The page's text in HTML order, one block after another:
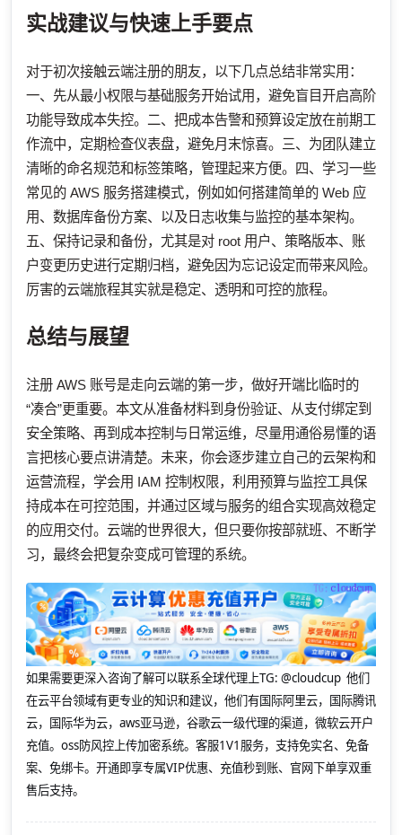
实战建议与快速上手要点
对于初次接触云端注册的朋友，以下几点总结非常实用：
一、先从最小权限与基础服务开始试用，避免盲目开启高阶
功能导致成本失控。二、把成本告警和预算设定放在前期工
作流中，定期检查仪表盘，避免月末惊喜。三、为团队建立
清晰的命名规范和标签策略，管理起来方便。四、学习一些
常见的 AWS 服务搭建模式，例如如何搭建简单的 Web 应
用、数据库备份方案、以及日志收集与监控的基本架构。
五、保持记录和备份，尤其是对 root 用户、策略版本、账
户变更历史进行定期归档，避免因为忘记设定而带来风险。
厉害的云端旅程其实就是稳定、透明和可控的旅程。
总结与展望
注册 AWS 账号是走向云端的第一步，做好开端比临时的
“凑合”更重要。本文从准备材料到身份验证、从支付绑定到
安全策略、再到成本控制与日常运维，尽量用通俗易懂的语
言把核心要点讲清楚。未来，你会逐步建立自己的云架构和
运营流程，学会用 IAM 控制权限，利用预算与监控工具保
持成本在可控范围，并通过区域与服务的组合实现高效稳定
的应用交付。云端的世界很大，但只要你按部就班、不断学
习，最终会把复杂变成可管理的系统。
如果需要更深入咨询了解可以联系全球代理上TG: @cloudcup 他们
在云平台领域有更专业的知识和建议，他们有国际阿里云，国际腾讯
云，国际华为云，aws亚马逊，谷歌云一级代理的渠道，微软云开户
充值。oss防风控上传加密系统。客服1V1服务，支持免实名、免备
案、免绑卡。开通即享专属VIP优惠、充值秒到账、官网下单享双重
售后支持。